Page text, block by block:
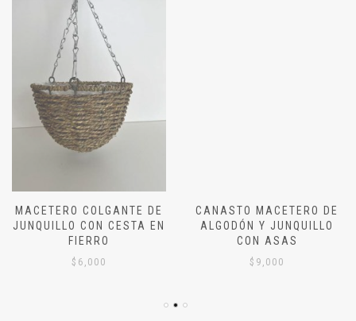
MACETERO COLGANTE DE
JUNQUILLO CON CESTA EN
FIERRO
$ 6,000
CANASTO MACETERO DE
ALGODÓN Y JUNQUILLO
CON ASAS
$ 9,000